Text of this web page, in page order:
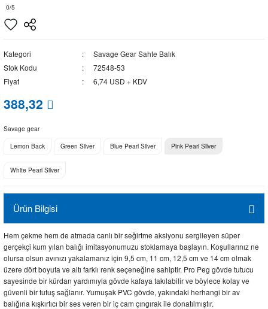
0/5
Kategori
Savage Gear Sahte Balık
Stok Kodu
72548-53
Fiyat
6,74 USD + KDV
388,32
Savage gear
Lemon Back
Green Silver Blue Pearl Silver Pink Pearl Silver
White Pearl Silver
Ürün Bilgisi
Hem çekme hem de atmada canlı bir seğirtme aksiyonu sergileyen süper
gerçekçi kum yılan balığı imitasyonumuzu stoklamaya başlayın. Koşullarınız ne
olursa olsun avınızı yakalamanız için 9,5 cm, 11 cm, 12,5 cm ve 14 cm olmak
üzere dört boyuta ve altı farklı renk seçeneğine sahiptir. Pro Peg gövde tutucu
sayesinde bir kürdan yardımıyla gövde kafaya takılabilir ve böylece kolay ve
güvenli bir tutuş sağlanır. Yumuşak PVC gövde, yakındaki herhangi bir av
balığına kışkırtıcı bir ses veren bir iç cam çıngırak ile donatılmıştır.